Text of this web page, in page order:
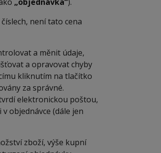
není tato cena
a měnit údaje,
a opravovat chyby
kliknutím na tlačítko
za správné.
elektronickou poštou,
objednávce (dále jen
zboží, výše kupní